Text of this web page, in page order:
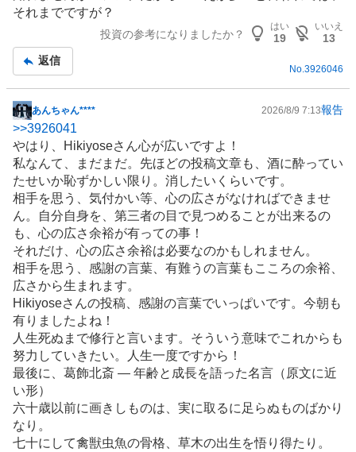
それまでですが？
投資の参考になりましたか？
はい
19
いいえ
13
返信
No. 3926046
掲
示
板
記
事
あんちゃん**** 2026/8/9 7:13報告
>>3926041
やはり、Hikiyoseさん心が広いですよ！
私なんて、まだまだ。先ほどの投稿文章も、酒に酔ってい
たせいか恥ずかしい限り。消したいくらいです。
相手を思う、気付かい等、心の広さがなければできませ
ん。自分自身を、第三者の目で見つめることが出来るの
も、心の広さ余裕が有っての事！
それだけ、心の広さ余裕は必要なのかもしれません。
相手を思う、感謝の言葉、有難うの言葉もこころの余裕、
広さから生まれます。
Hikiyoseさんの投稿、感謝の言葉でいっぱいです。今朝も
有りましたよね！
人生死ぬまで修行と言います。そういう意味でこれからも
努力していきたい。人生一度ですから！
最後に、葛飾北斎 ― 年齢と成長を語った名言（原文に近
い形）
六十歳以前に画きしものは、実に取るに足らぬものばかり
なり。
七十にして禽獣虫魚の骨格、草木の出生を悟り得たり。